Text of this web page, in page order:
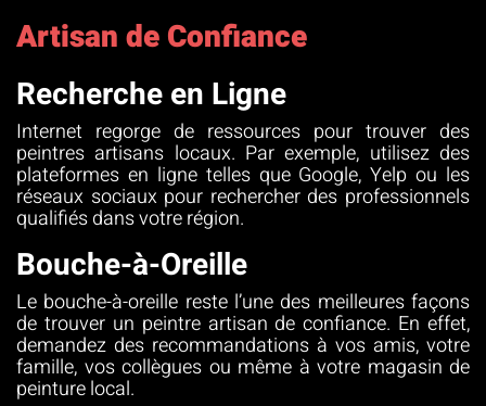
Artisan de Confiance
Recherche en Ligne
Internet regorge de ressources pour trouver des
peintres artisans locaux. Par exemple, utilisez des
plateformes en ligne telles que Google, Yelp ou les
réseaux sociaux pour rechercher des professionnels
qualifiés dans votre région.
Bouche-à-Oreille
Le bouche-à-oreille reste l’une des meilleures façons
de trouver un peintre artisan de confiance. En effet,
demandez des recommandations à vos amis, votre
famille, vos collègues ou même à votre magasin de
peinture local.